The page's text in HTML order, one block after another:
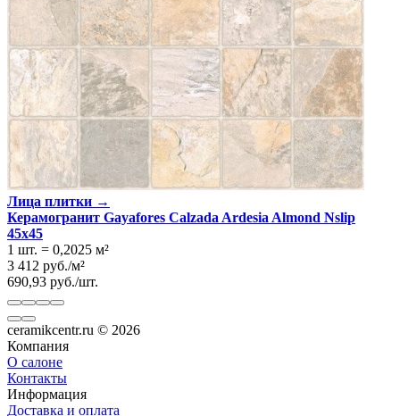
Лица плитки →
Керамогранит Gayafores Calzada Ardesia Almond Nslip
45x45
1 шт. = 0,2025 м²
3 412 руб./м²
690,93 руб./шт.
ceramikcentr.ru © 2026
Компания
О салоне
Контакты
Информация
Доставка и оплата